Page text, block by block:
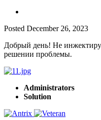
Posted December 26, 2023
Добрый день! Не
решении проблемы.
Administrators
Solution